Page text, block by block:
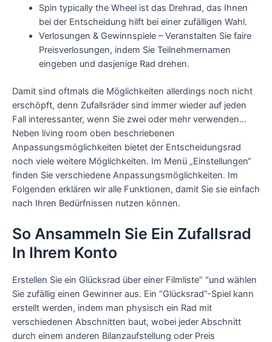
Spin typically the Wheel ist das Drehrad, das Ihnen
bei der Entscheidung hilft bei einer zufälligen Wahl.
Verlosungen & Gewinnspiele – Veranstalten Sie faire
Preisverlosungen, indem Sie Teilnehmernamen
eingeben und dasjenige Rad drehen.
Damit sind oftmals die Möglichkeiten allerdings noch nicht
erschöpft, denn Zufallsräder sind immer wieder auf jeden
Fall interessanter, wenn Sie zwei oder mehr verwenden…
Neben living room oben beschriebenen
Anpassungsmöglichkeiten bietet der Entscheidungsrad
noch viele weitere Möglichkeiten. Im Menü „Einstellungen“
finden Sie verschiedene Anpassungsmöglichkeiten. Im
Folgenden erklären wir alle Funktionen, damit Sie sie einfach
nach Ihren Bedürfnissen nutzen können.
So Ansammeln Sie Ein Zufallsrad
In Ihrem Konto
Erstellen Sie ein Glücksrad über einer Filmliste” “und wählen
Sie zufällig einen Gewinner aus. Ein “Glücksrad”-Spiel kann
erstellt werden, indem man physisch ein Rad mit
verschiedenen Abschnitten baut, wobei jeder Abschnitt
durch einem anderen Bilanzaufstellung oder Preis